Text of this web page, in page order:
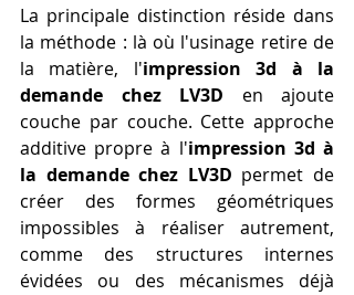
La principale distinction réside dans
la méthode : là où l'usinage retire de
la matière, l'impression 3d à la
demande chez LV3D en ajoute
couche par couche. Cette approche
additive propre à l'impression 3d à
la demande chez LV3D permet de
créer des formes géométriques
impossibles à réaliser autrement,
comme des structures internes
évidées ou des mécanismes déjà